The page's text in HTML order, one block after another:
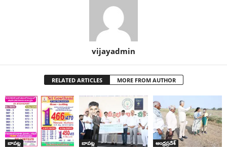
vijayadmin
RELATED ARTICLES MORE FROM AUTHOR
బాపట్ల బాపట్ల ఆంధ్రప్రదేశ్